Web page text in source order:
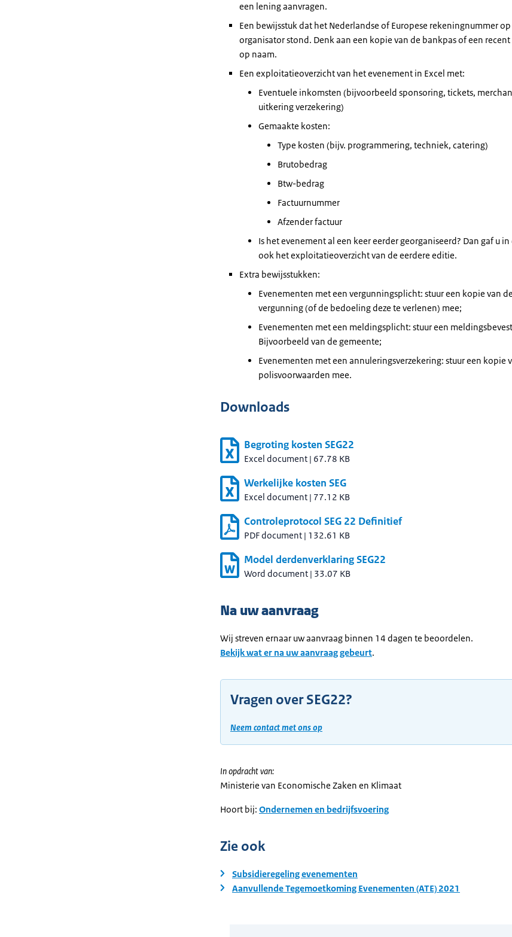
een lening aanvragen.
Een bewijsstuk dat het Nederlandse of Europese rekeningnummer
organisator stond. Denk aan een kopie van de bankpas of een
op naam.
Een exploitatieoverzicht van het evenement in Excel met:
Eventuele inkomsten (bijvoorbeeld sponsoring, tickets,
uitkering verzekering)
Gemaakte kosten:
Type kosten (bijv. programmering, techniek, catering)
Brutobedrag
Btw-bedrag
Factuurnummer
Afzender factuur
Is het evenement al een keer eerder georganiseerd? Dan gaf u
ook het exploitatieoverzicht van de eerdere editie.
Extra bewijsstukken:
Evenementen met een vergunningsplicht: stuur een kopie van
vergunning (of de bedoeling deze te verlenen) mee;
Evenementen met een meldingsplicht: stuur een
Bijvoorbeeld van de gemeente;
Evenementen met een annuleringsverzekering: stuur een kopie
polisvoorwaarden mee.
Downloads
Begroting kosten SEG22
Excel document | 67.78 KB
Werkelijke kosten SEG
Excel document | 77.12 KB
Controleprotocol SEG 22 Definitief
PDF document | 132.61 KB
Model derdenverklaring SEG22
Word document | 33.07 KB
Na uw aanvraag
Wij streven ernaar uw aanvraag binnen 14 dagen te beoordelen.
Bekijk wat er na uw aanvraag gebeurt.
Vragen over SEG22?
Neem contact met ons op
In opdracht van:
Ministerie van Economische Zaken en Klimaat
Hoort bij: Ondernemen en bedrijfsvoering
Zie ook
Subsidieregeling evenementen
Aanvullende Tegemoetkoming Evenementen (ATE) 2021